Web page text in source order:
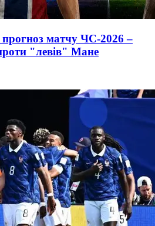
прогноз матчу ЧС-2026 –
"левів" Мане